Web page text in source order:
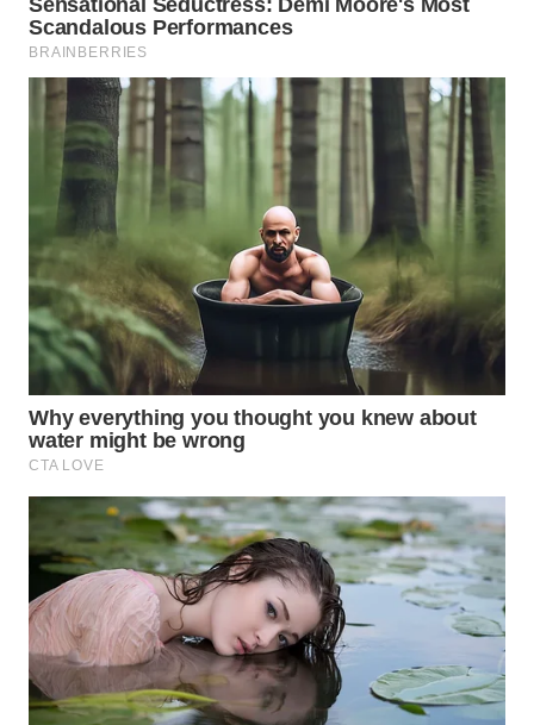
WN
WN
BORNEO
Wahana
Media
Group
WAHANA
NEWS
WAHANA
TANI
WAHANA
ADVOKAT
WAHANA
INFRASTRUKTUR
WAHANA
KONSUMEN